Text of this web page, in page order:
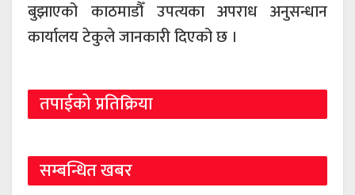
बुझाएको काठमाडौँ उपत्यका अपराध अनुसन्धान
कार्यालय टेकुले जानकारी दिएको छ ।
तपाईको प्रतिक्रिया
सम्बन्धित खबर